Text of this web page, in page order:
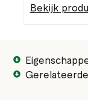
Bekijk